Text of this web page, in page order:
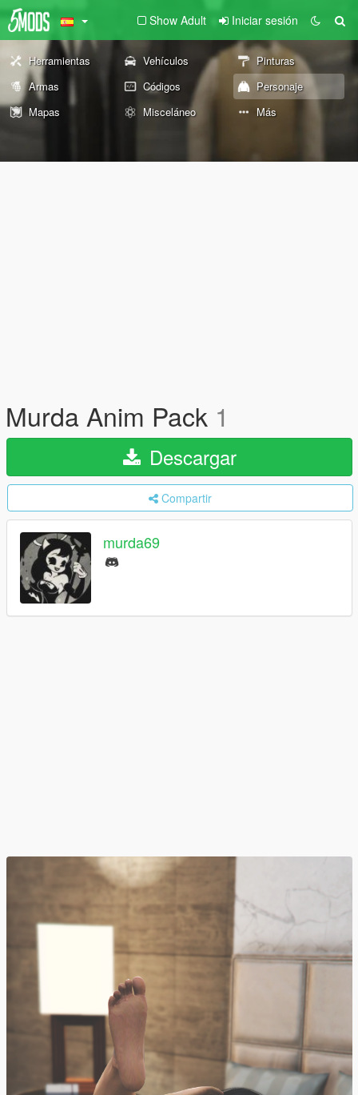
Show Adult Iniciar sesión
Herramientas Vehículos
Pinturas
Armas
Códigos
Personaje
Mapas
Misceláneo Más
Murda Anim Pack 1
Descargar
Compartir
murda69